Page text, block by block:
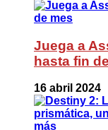
Juega a
hasta fin
16 abril 2024